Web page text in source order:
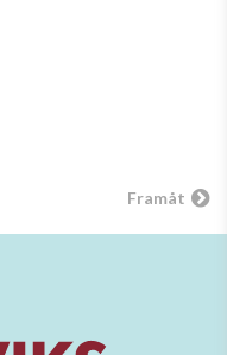
Framåt